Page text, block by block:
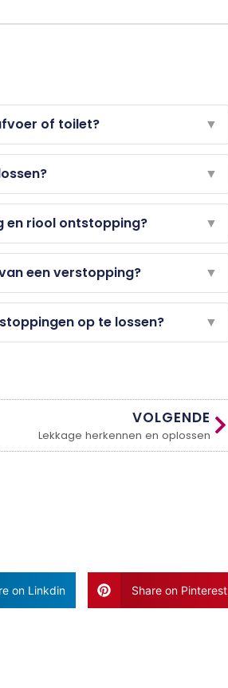
of toilet? ▼
▼
en riool ontstopping? ▼
een verstopping? ▼
op te lossen? ▼
VOLGENDE
Lekkage herkennen en oplossen
on Linkdin Share on Pinterest